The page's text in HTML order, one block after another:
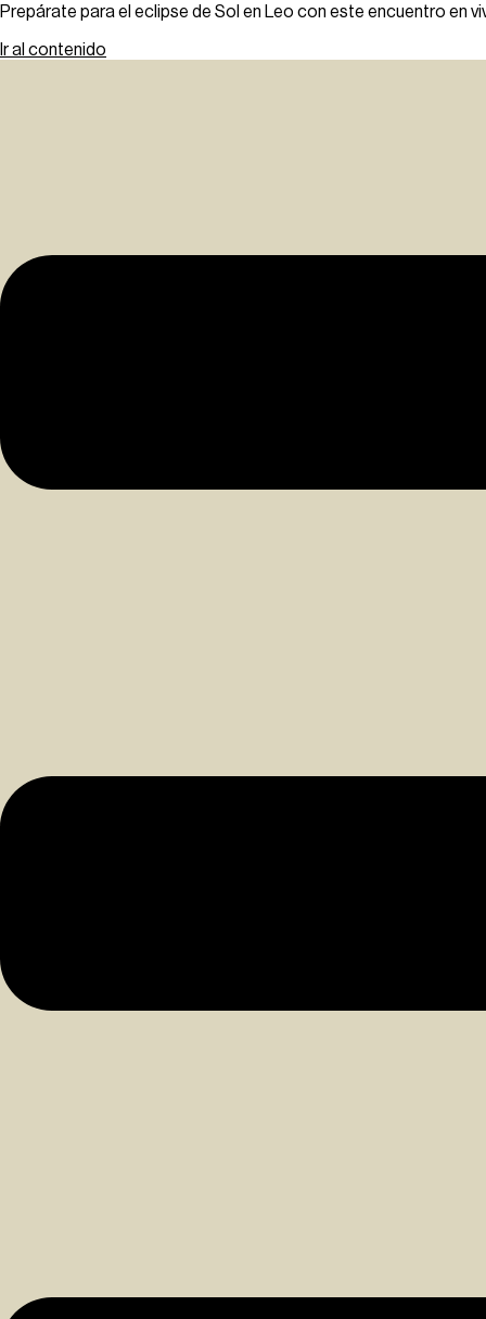
Prepárate para el eclipse de Sol en Leo con este encuentro en
Ir al contenido